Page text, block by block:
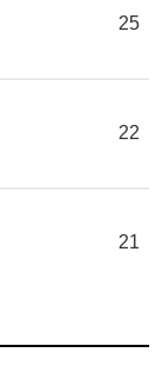
25
22
21